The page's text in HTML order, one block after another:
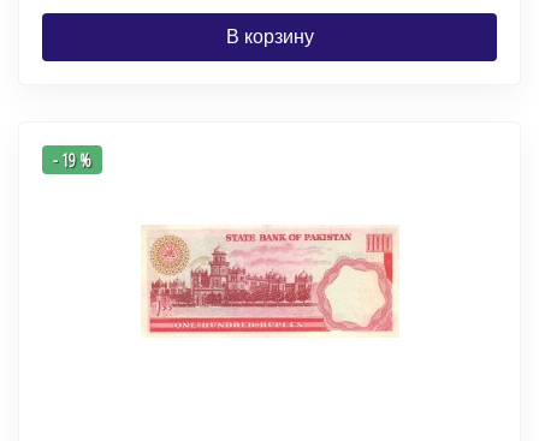
В корзину
- 19 %